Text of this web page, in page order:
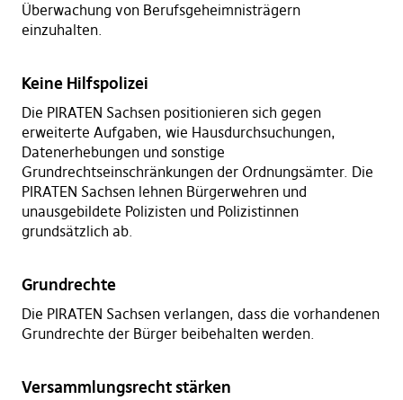
Überwachung von Berufsgeheimnisträgern
einzuhalten.
Keine Hilfspolizei
Die PIRATEN Sachsen positionieren sich gegen
erweiterte Aufgaben, wie Hausdurchsuchungen,
Datenerhebungen und sonstige
Grundrechtseinschränkungen der Ordnungsämter. Die
PIRATEN Sachsen lehnen Bürgerwehren und
unausgebildete Polizisten und Polizistinnen
grundsätzlich ab.
Grundrechte
Die PIRATEN Sachsen verlangen, dass die vorhandenen
Grundrechte der Bürger beibehalten werden.
Versammlungsrecht stärken